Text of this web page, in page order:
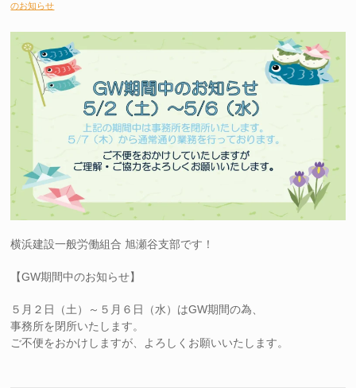
のお知らせ
横浜建設一般労働組合 旭瀬谷支部です！
【GW期間中のお知らせ】
５月２日（土）～５月６日（水）はGW期間の為、
事務所を閉所いたします。
ご不便をおかけしますが、よろしくお願いいたします。